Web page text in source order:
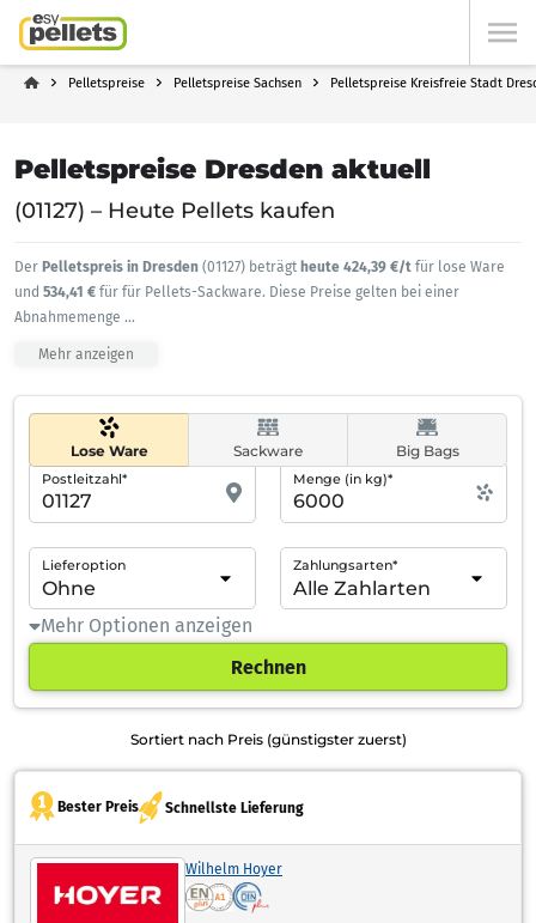
Pelletspreise Pelletspreise Sachsen Pelletspreise Kreisfreie Stadt
Pelletspreise Dresden aktuell
(01127) – Heute Pellets kaufen
Der Pelletspreis in Dresden (01127) beträgt heute 424,39 €/t für lose Ware
und 534,41 € für für Pellets-Sackware. Diese Preise gelten bei einer
Abnahmemenge ...
Mehr anzeigen
Lose Ware Sackware Big Bags
Postleitzahl* Menge (in kg)*
Lieferoption Zahlungsarten*
Mehr Optionen anzeigen
Rechnen
Sortiert nach Preis (günstigster zuerst)
Bester Preis Schnellste Lieferung
Wilhelm Hoyer